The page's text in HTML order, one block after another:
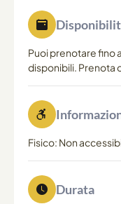
Puoi prenotare fino
disponibili. Prenota
Fisico: Non
Durata